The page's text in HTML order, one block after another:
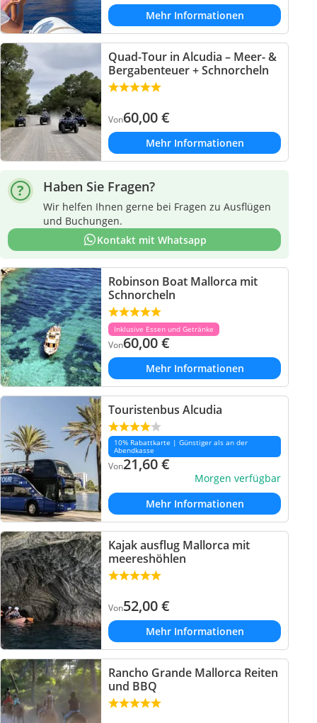
Mehr Informationen
Quad-Tour in Alcudia – Meer- &
Bergabenteuer + Schnorcheln
Von60,00€
Mehr Informationen
Haben Sie Fragen?
Wir helfen Ihnen gerne bei Fragen zu Ausflügen
und Buchungen.
Kontakt mit Whatsapp
Robinson Boat Mallorca mit
Schnorcheln
Inklusive Essen und Getränke
Von60,00€
Mehr Informationen
Touristenbus Alcudia
10% Rabattkarte | Günstiger als an der
Abendkasse
Von21,60€
Morgen verfügbar
Mehr Informationen
Kajak ausflug Mallorca mit
meereshöhlen
Von52,00€
Mehr Informationen
Rancho Grande Mallorca Reiten
und BBQ